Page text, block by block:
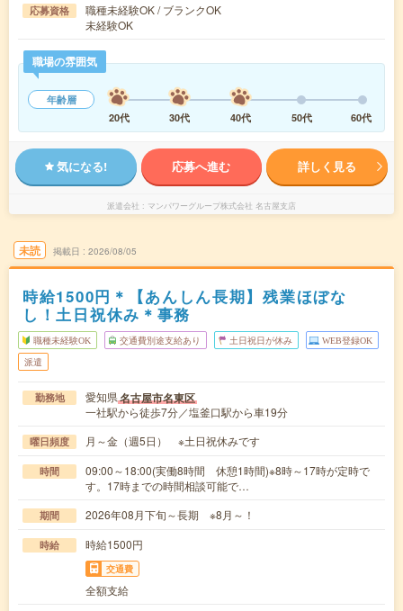
応募資格
職種未経験OK / ブランクOK
未経験OK
職場の雰囲気
年齢層
20代
30代 40代 50代 60代
気になる! 応募へ進む 詳しく見る
派遣会社 マンパワーグループ株式会社 名古屋支店
未読 掲載日 2026/08/05
時給1500円＊【あんしん長期】残業ほぼな
し！土日祝休み＊事務
職種未経験OK 交通費別途支給あり 土日祝日が休み WEB登録OK
派遣
勤務地 愛知県名古屋市名東区
一社駅から徒歩7分／塩釜口駅から車19分
曜日頻度 月～金（週5日） ※土日祝休みです
時間
09:00～18:00(実働8時間 休憩1時間)※8時～17時が定時で
す。17時までの時間相談可能で…
期間 2026年08月下旬～長期 ※8月～！
時給 時給1500円
交通費
全額支給